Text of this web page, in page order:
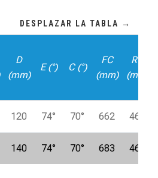
D
(mm)
E (°) C (°)
FC
(mm)
RC
(mm)
120 74° 70° 662 460
140 74° 70° 683 460